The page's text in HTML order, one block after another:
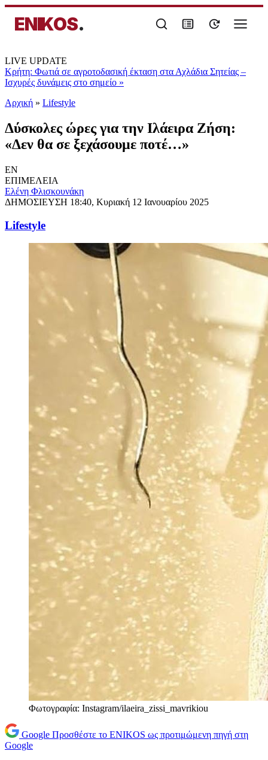
ENIKOS.
LIVE UPDATE
Κρήτη: Φωτιά σε αγροτοδασική έκταση στα Αχλάδια Σητείας –
Ισχυρές δυνάμεις στο σημείο »
Αρχική » Lifestyle
Δύσκολες ώρες για την Ιλάειρα Ζήση:
«Δεν θα σε ξεχάσουμε ποτέ…»
EN
ΕΠΙΜΕΛΕΙΑ
Ελένη Φλισκουνάκη
ΔΗΜΟΣΙΕΥΣΗ 18:40, Κυριακή 12 Ιανουαρίου 2025
Lifestyle
Φωτογραφία: Instagram/ilaeira_zissi_mavrikiou
Google Προσθέστε το ENIKOS ως προτιμώμενη πηγή στη
Google